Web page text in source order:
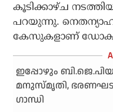
കൂടിക്കാഴ്ച
പറയുന്നു.
കേസുകളാണ്
ഇപ്പോഴും
മനുസ്മൃതി,
ഗാന്ധി